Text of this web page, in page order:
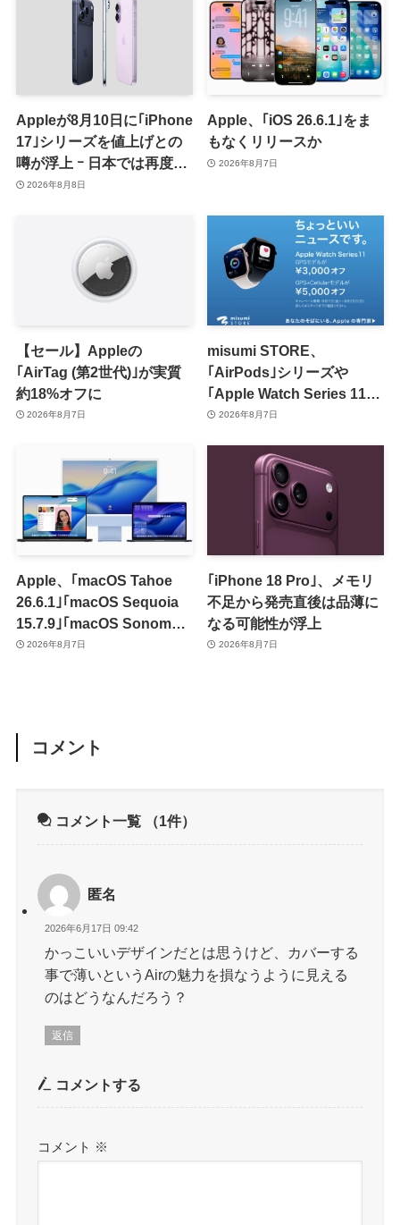
Appleが8月10日に｢iPhone
17｣シリーズを値上げとの
噂が浮上 ｰ 日本では再度値
上げの可能性も?!
2026年8月8日
Apple、｢iOS 26.6.1｣をま
もなくリリースか
2026年8月7日
【セール】Appleの
｢AirTag (第2世代)｣が実質
約18%オフに
2026年8月7日
misumi STORE、
｢AirPods｣シリーズや
｢Apple Watch Series 11｣
のセールを開催中
2026年8月7日
Apple、｢macOS Tahoe
26.6.1｣｢macOS Sequoia
15.7.9｣｢macOS Sonoma
14.8.9｣をリリース ｰ 画面共
2026年8月7日
｢iPhone 18 Pro｣、メモリ
不足から発売直後は品薄に
なる可能性が浮上
2026年8月7日
コメント
コメント一覧 （1件）
匿名
2026年6月17日 09:42
かっこいいデザインだとは思うけど、カバーする
事で薄いというAirの魅力を損なうように見える
のはどうなんだろう？
返信
コメントする
コメント ※